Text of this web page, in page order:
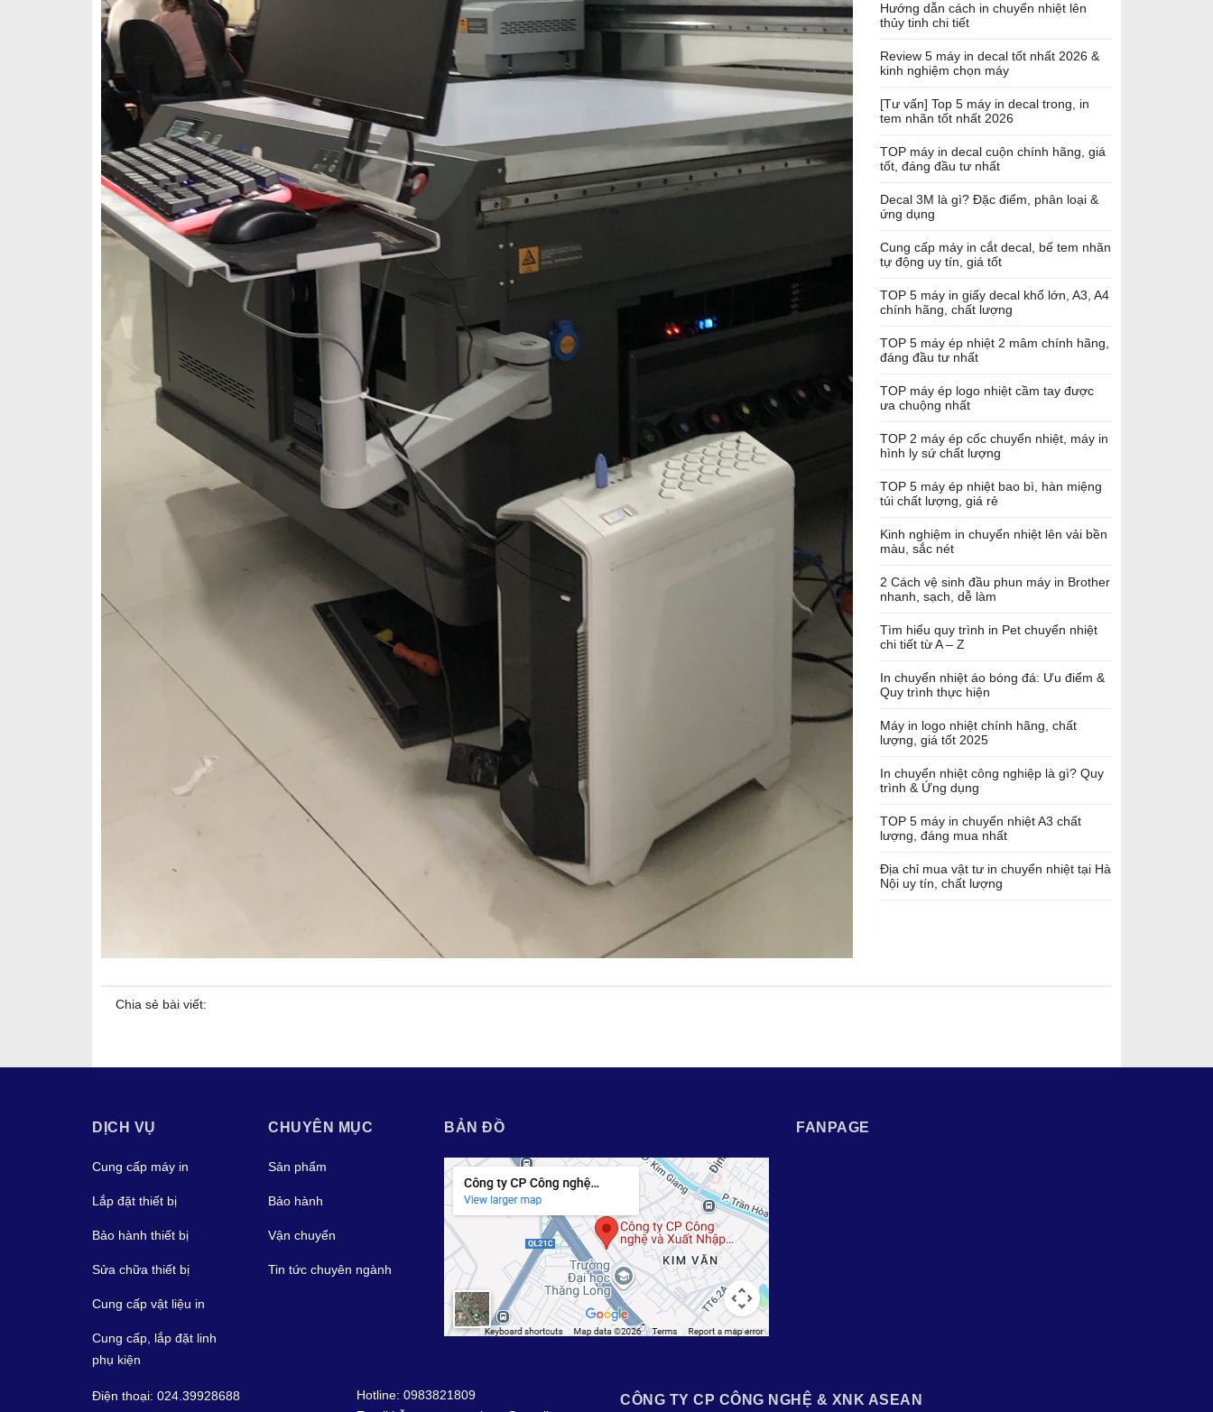
Hướng dẫn cách in chuyển nhiệt lên
thủy tinh chi tiết
Review 5 máy in decal tốt nhất 2026 &
kinh nghiệm chọn máy
[Tư vấn] Top 5 máy in decal trong, in
tem nhãn tốt nhất 2026
TOP máy in decal cuộn chính hãng, giá
tốt, đáng đầu tư nhất
Decal 3M là gì? Đặc điểm, phân loại &
ứng dụng
Cung cấp máy in cắt decal, bế tem nhãn
tự động uy tín, giá tốt
TOP 5 máy in giấy decal khổ lớn, A3, A4
chính hãng, chất lượng
TOP 5 máy ép nhiệt 2 mâm chính hãng,
đáng đầu tư nhất
TOP máy ép logo nhiệt cầm tay được
ưa chuộng nhất
TOP 2 máy ép cốc chuyển nhiệt, máy in
hình ly sứ chất lượng
TOP 5 máy ép nhiệt bao bì, hàn miệng
túi chất lượng, giá rẻ
Kinh nghiệm in chuyển nhiệt lên vải bền
màu, sắc nét
2 Cách vệ sinh đầu phun máy in Brother
nhanh, sạch, dễ làm
Tìm hiểu quy trình in Pet chuyển nhiệt
chi tiết từ A – Z
In chuyển nhiệt áo bóng đá: Ưu điểm &
Quy trình thực hiện
Máy in logo nhiệt chính hãng, chất
lượng, giá tốt 2025
In chuyển nhiệt công nghiệp là gì? Quy
trình & Ứng dụng
TOP 5 máy in chuyển nhiệt A3 chất
lượng, đáng mua nhất
Địa chỉ mua vật tư in chuyển nhiệt tại Hà
Nội uy tín, chất lượng
Chia sẻ bài viết:
DỊCH VỤ
Cung cấp máy in
Lắp đặt thiết bị
Bảo hành thiết bị
Sửa chữa thiết bị
Cung cấp vật liệu in
Cung cấp, lắp đặt linh
phụ kiện
CHUYÊN MỤC
Sản phẩm
Bảo hành
Vận chuyển
Tin tức chuyên ngành
BẢN ĐỒ FANPAGE
Điện thoại: 024.39928688
Hotline: 0983821809
CÔNG TY CP CÔNG NGHỆ & XNK ASEAN